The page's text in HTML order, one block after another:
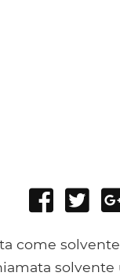
Share
Facebook
come